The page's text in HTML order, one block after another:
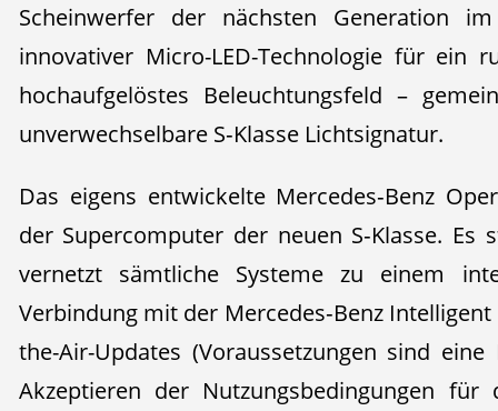
Scheinwerfer der nächsten Generation
innovativer Micro-LED-Technologie für ein
hochaufgelöstes Beleuchtungsfeld –
unverwechselbare S‑Klasse Lichtsignatur.
Das eigens entwickelte Mercedes‑Benz
der Supercomputer der neuen S‑Klasse.
vernetzt sämtliche Systeme zu einem
Verbindung mit der Mercedes‑Benz
the-Air-Updates (Voraussetzungen sind
Akzeptieren der Nutzungsbedingungen